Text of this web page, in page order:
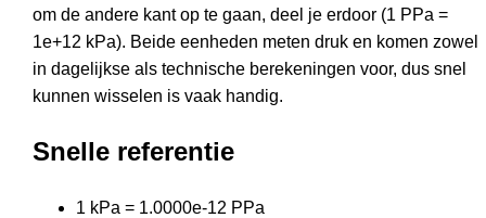
om de andere kant op te gaan, deel je erdoor (1 PPa =
1e+12 kPa). Beide eenheden meten druk en komen zowel
in dagelijkse als technische berekeningen voor, dus snel
kunnen wisselen is vaak handig.
Snelle referentie
1 kPa = 1.0000e-12 PPa